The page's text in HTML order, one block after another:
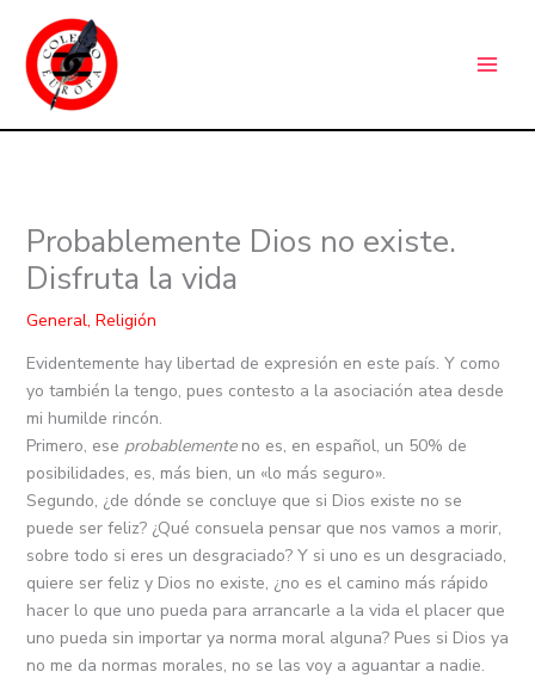
contenido
Probablemente Dios no existe.
Disfruta la vida
General, Religión
Evidentemente hay libertad de expresión en este país. Y como
yo también la tengo, pues contesto a la asociación atea desde
mi humilde rincón.
Primero, ese probablementeno es, en español, un 50% de
posibilidades, es, más bien, un «lo más seguro».
Segundo, ¿de dónde se concluye que si Dios existe no se
puede ser feliz? ¿Qué consuela pensar que nos vamos a morir,
sobre todo si eres un desgraciado? Y si uno es un desgraciado,
quiere ser feliz y Dios no existe, ¿no es el camino más rápido
hacer lo que uno pueda para arrancarle a la vida el placer que
uno pueda sin importar ya norma moral alguna? Pues si Dios ya
no me da normas morales, no se las voy a aguantar a nadie.
a
t
a
s